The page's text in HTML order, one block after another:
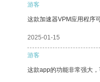
游客
这款加速器VPM应用程序
2025-01-15
游客
这款app的功能非常强大